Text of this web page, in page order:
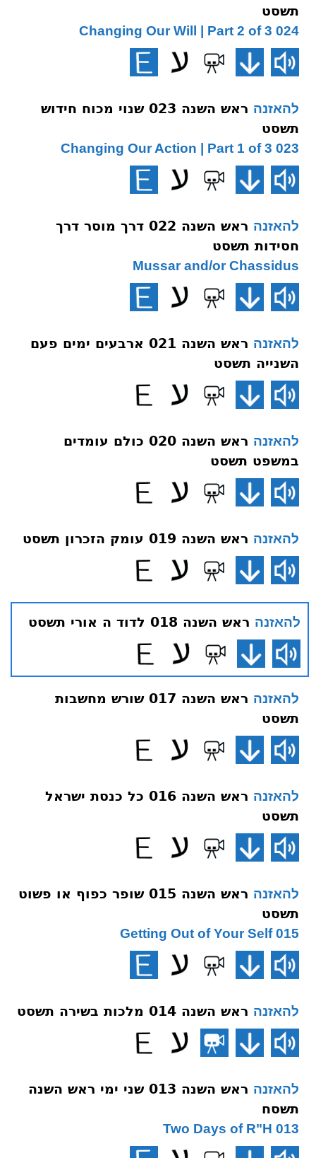
תשסט
024 Changing Our Will | Part 2 of 3
להאזנה
ראש השנה 023 שנוי מכוח חידוש
תשסט
023 Changing Our Action | Part 1 of 3
להאזנה
ראש השנה 022 דרך מוסר דרך
חסידות תשסט
Mussar and/or Chassidus
להאזנה
ראש השנה 021 ארבעים ימים פעם
השנייה תשסט
להאזנה
ראש השנה 020 כולם עומדים
במשפט תשסט
להאזנה ראש השנה 019 עומק הזכרון תשסט
להאזנה ראש השנה 018 לדוד ה אורי תשסט
להאזנה
ראש השנה 017 שורש מחשבות
תשסט
להאזנה
ראש השנה 016 כל כנסת ישראל
תשסט
להאזנה
ראש השנה 015 שופר כפוף או פשוט
תשסט
015 Getting Out of Your Self
להאזנה ראש השנה 014 מלכות בשירה תשסט
להאזנה
ראש השנה 013 שני ימי ראש השנה
תשסח
013 Two Days of R"H